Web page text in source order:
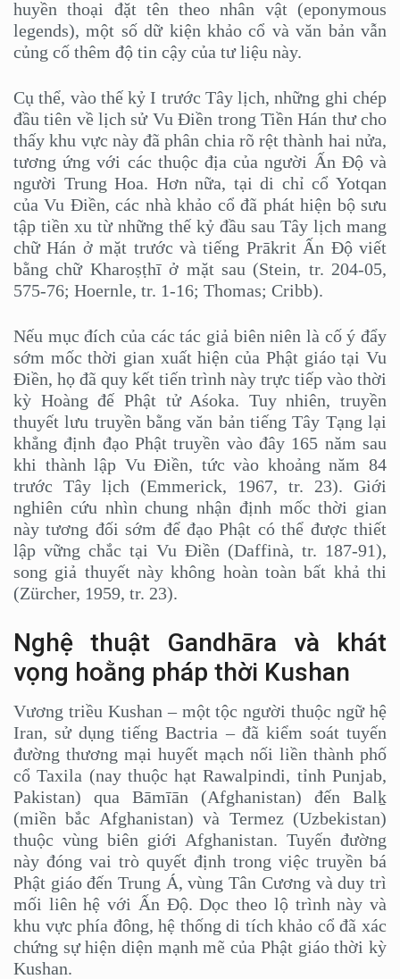
huyền thoại đặt tên theo nhân vật (eponymous
legends), một số dữ kiện khảo cổ và văn bản vẫn
củng cố thêm độ tin cậy của tư liệu này.
Cụ thể, vào thế kỷ I trước Tây lịch, những ghi chép
đầu tiên về lịch sử Vu Điền trong Tiền Hán thư cho
thấy khu vực này đã phân chia rõ rệt thành hai nửa,
tương ứng với các thuộc địa của người Ấn Độ và
người Trung Hoa. Hơn nữa, tại di chỉ cổ Yotqan
của Vu Điền, các nhà khảo cổ đã phát hiện bộ sưu
tập tiền xu từ những thế kỷ đầu sau Tây lịch mang
chữ Hán ở mặt trước và tiếng Prākrit Ấn Độ viết
bằng chữ Kharoṣṭhī ở mặt sau (Stein, tr. 204-05,
575-76; Hoernle, tr. 1-16; Thomas; Cribb).
Nếu mục đích của các tác giả biên niên là cố ý đẩy
sớm mốc thời gian xuất hiện của Phật giáo tại Vu
Điền, họ đã quy kết tiến trình này trực tiếp vào thời
kỳ Hoàng đế Phật tử Aśoka. Tuy nhiên, truyền
thuyết lưu truyền bằng văn bản tiếng Tây Tạng lại
khẳng định đạo Phật truyền vào đây 165 năm sau
khi thành lập Vu Điền, tức vào khoảng năm 84
trước Tây lịch (Emmerick, 1967, tr. 23). Giới
nghiên cứu nhìn chung nhận định mốc thời gian
này tương đối sớm để đạo Phật có thể được thiết
lập vững chắc tại Vu Điền (Daffinà, tr. 187-91),
song giả thuyết này không hoàn toàn bất khả thi
(Zürcher, 1959, tr. 23).
Nghệ thuật Gandhāra và khát
vọng hoằng pháp thời Kushan
Vương triều Kushan – một tộc người thuộc ngữ hệ
Iran, sử dụng tiếng Bactria – đã kiểm soát tuyến
đường thương mại huyết mạch nối liền thành phố
cổ Taxila (nay thuộc hạt Rawalpindi, tỉnh Punjab,
Pakistan) qua Bāmīān (Afghanistan) đến Balḵ
(miền bắc Afghanistan) và Termez (Uzbekistan)
thuộc vùng biên giới Afghanistan. Tuyến đường
này đóng vai trò quyết định trong việc truyền bá
Phật giáo đến Trung Á, vùng Tân Cương và duy trì
mối liên hệ với Ấn Độ. Dọc theo lộ trình này và
khu vực phía đông, hệ thống di tích khảo cổ đã xác
chứng sự hiện diện mạnh mẽ của Phật giáo thời kỳ
Kushan.